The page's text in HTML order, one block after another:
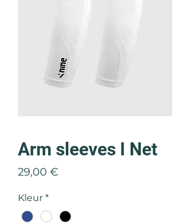
Arm sleeves I Net
29,00 €Prix
Kleur *